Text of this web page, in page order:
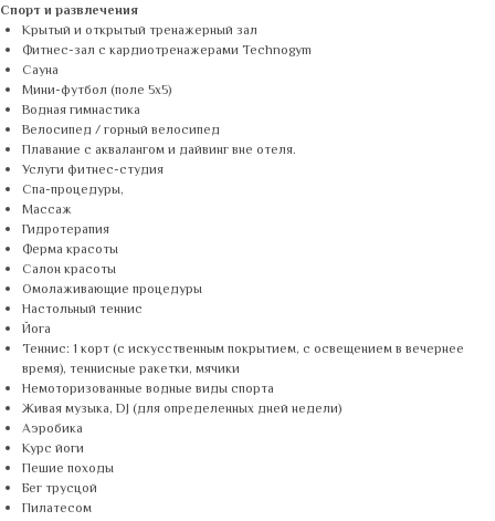
Спорт и развлечения
Крытый и открытый тренажерный зал
Фитнес-зал с кардиотренажерами Technogym
Сауна
Мини-футбол (поле 5x5)
Водная гимнастика
Велосипед / горный велосипед
Плавание с аквалангом и дайвинг вне отеля.
Услуги фитнес-студия
Спа-процедуры,
Массаж
Гидротерапия
Ферма красоты
Салон красоты
Омолаживающие процедуры
Настольный теннис
Йога
Теннис: 1 корт (с искусственным покрытием, с освещением в вечернее
время), теннисные ракетки, мячики
Немоторизованные водные виды спорта
Живая музыка, DJ (для определенных дней недели)
Аэробика
Курс йоги
Пешие походы
Бег трусцой
Пилатесом